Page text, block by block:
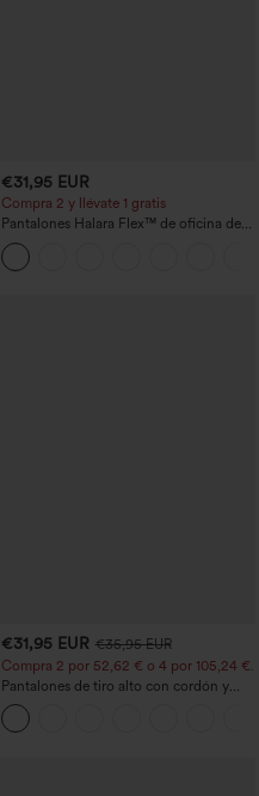
€31,95 EUR
Compra 2 y llévate 1 gratis
Pantalones Halara Flex™ de oficina de
tiro alto ligeramente acampanados con
bolsillos
€31,95 EUR €35,95 EUR
Compra 2 por 52,62 € o 4 por 105,24 €.
Pantalones de tiro alto con cordón y
bolsillos, pernera ancha, holgados y de
estilo casual con tacto de lino.